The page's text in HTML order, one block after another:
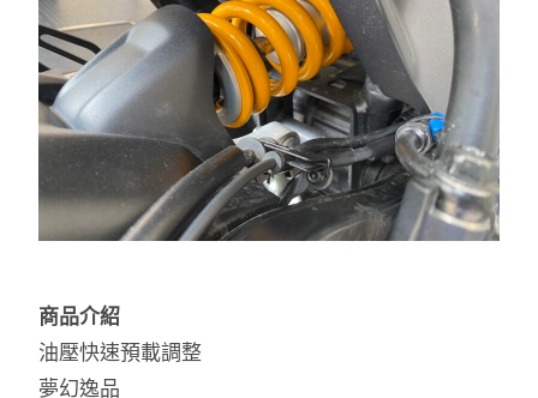
商品介紹
油壓快速預載調整
夢幻逸品